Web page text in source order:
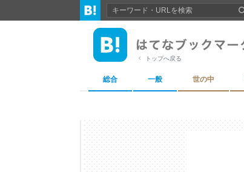
トップへ戻る
総合 一般 世の中